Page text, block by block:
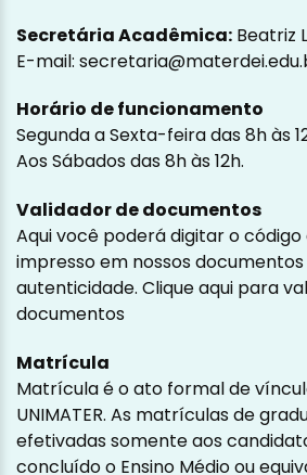
Secretária Acadêmica: Beatriz
E-mail:
Horário de funcionamento
Segunda a Sexta-feira das 8h às
Aos Sábados das 8h às 12h.
Validador de documentos
Aqui você poderá digitar o
impresso em nossos documentos
autenticidade. Clique aqui para
documentos
Matrícula
Matrícula é o ato formal de
UNIMATER. As matrículas de
efetivadas somente aos
concluído o Ensino Médio ou